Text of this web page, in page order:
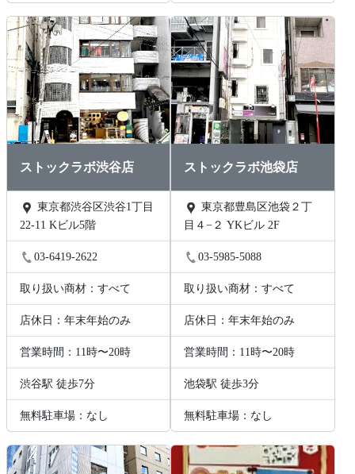
ストックラボ渋谷店
22-11 Kビル5階
03-6419-2622
取り扱い商材：すべて
店休日：年末年始のみ
営業時間：11時〜20時
渋谷駅 徒歩7分
無料駐車場：なし
ストックラボ池袋店
東京都豊島区池袋２丁
目４−２ YKビル 2F
03-5985-5088
取り扱い商材：すべて
店休日：年末年始のみ
営業時間：11時〜20時
池袋駅 徒歩3分
無料駐車場：なし